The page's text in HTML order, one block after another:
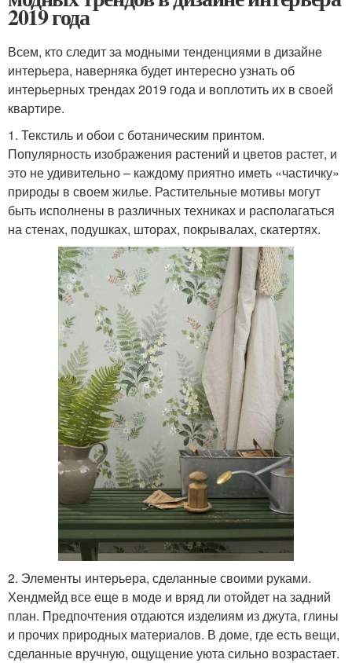
2019 года
Всем, кто следит за модными тенденциями в дизайне
интерьера, наверняка будет интересно узнать об
интерьерных трендах 2019 года и воплотить их в своей
квартире.
1. Текстиль и обои с ботаническим принтом.
Популярность изображения растений и цветов растет, и
это не удивительно – каждому приятно иметь «частичку»
природы в своем жилье. Растительные мотивы могут
быть исполнены в различных техниках и располагаться
на стенах, подушках, шторах, покрывалах, скатертях.
2. Элементы интерьера, сделанные своими руками.
Хендмейд все еще в моде и вряд ли отойдет на задний
план. Предпочтения отдаются изделиям из джута, глины
и прочих природных материалов. В доме, где есть вещи,
сделанные вручную, ощущение уюта сильно возрастает.